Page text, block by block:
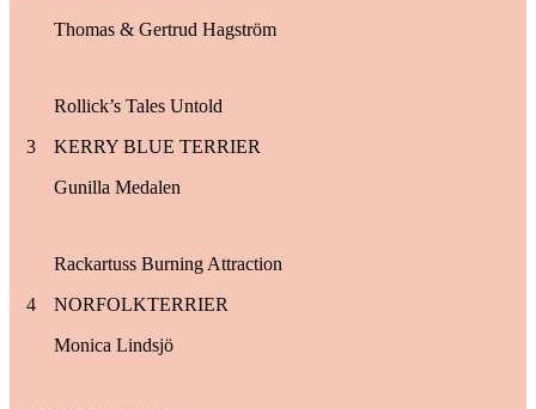
Thomas & Gertrud Hagström
3
Rollick’s Tales Untold
KERRY BLUE TERRIER
Gunilla Medalen
4
Rackartuss Burning Attraction
NORFOLKTERRIER
Monica Lindsjö